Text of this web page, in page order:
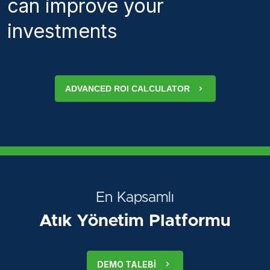
can improve your
investments
ADVANCED ROI CALCULATOR
En Kapsamlı
Atık Yönetim Platformu
DEMO TALEBI